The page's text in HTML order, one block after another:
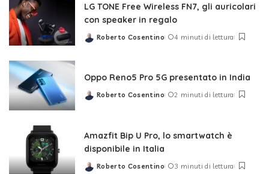
LG TONE Free Wireless FN7, gli auricolari
con speaker in regalo
Posted
Roberto Cosentino 4 minuti di lettura
Oppo Reno5 Pro 5G presentato in India
Posted
Roberto Cosentino 2 minuti di lettura
Amazfit Bip U Pro, lo smartwatch è
disponibile in Italia
Posted
Roberto Cosentino 3 minuti di lettura